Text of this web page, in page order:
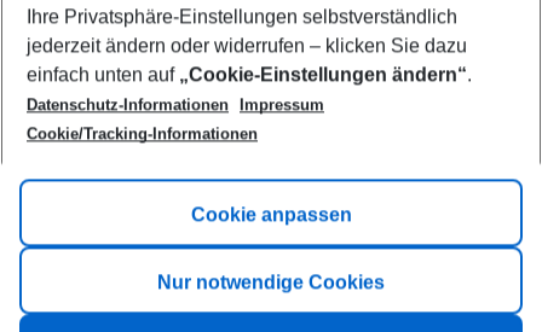
Footer
Footer navigation
Title A
Link A
Ihre Privatsphäre-Einstellungen selbstverständlich
jederzeit ändern oder widerrufen – klicken Sie dazu
einfach unten auf „Cookie-Einstellungen ändern“.
Datenschutz-Informationen
Impressum
Cookie/Tracking-Informationen
Cookie anpassen
Nur notwendige Cookies